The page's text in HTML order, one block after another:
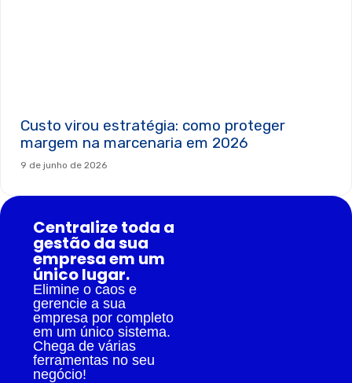
Custo virou estratégia: como proteger
margem na marcenaria em 2026
9 de junho de 2026
Centralize toda a
gestão da sua
empresa em um
único lugar.
Elimine o caos e
gerencie a sua
empresa por completo
em um único sistema.
Chega de várias
ferramentas no seu
negócio!